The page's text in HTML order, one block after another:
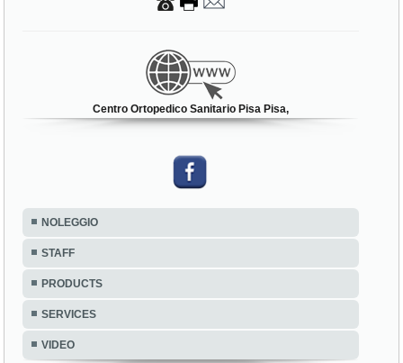
Centro Ortopedico Sanitario Pisa Pisa,
NOLEGGIO
STAFF
PRODUCTS
SERVICES
VIDEO